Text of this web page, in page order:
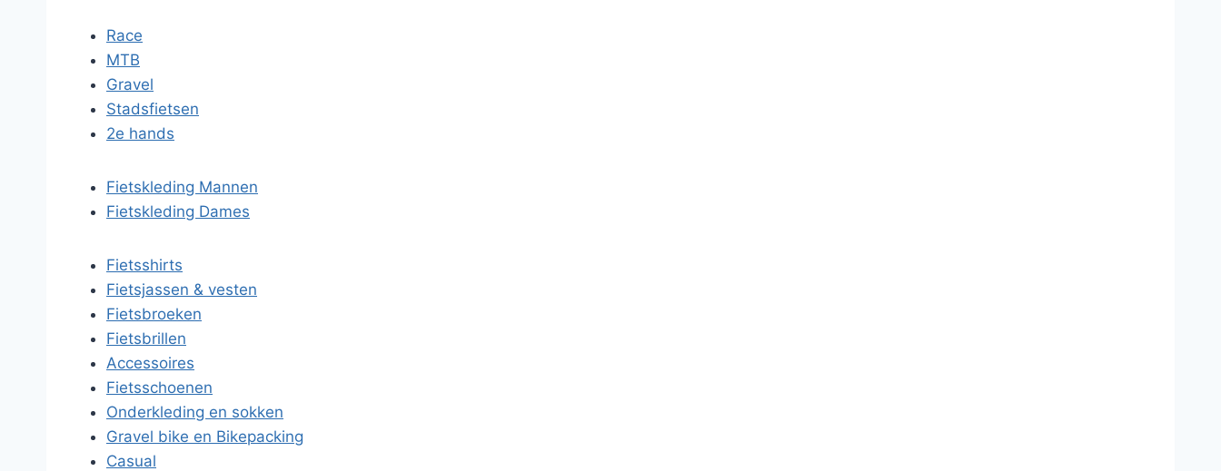
Race
MTB
Gravel
Stadsfietsen
2e hands
Fietskleding Mannen
Fietskleding Dames
Fietsshirts
Fietsjassen & vesten
Fietsbroeken
Fietsbrillen
Accessoires
Fietsschoenen
Onderkleding en sokken
Gravel bike en Bikepacking
Casual